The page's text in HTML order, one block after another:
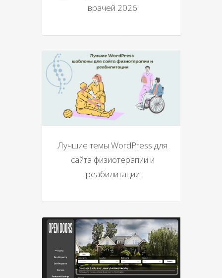
врачей 2026
Лучшие темы WordPress для
сайта физиотерапии и
реабилитации